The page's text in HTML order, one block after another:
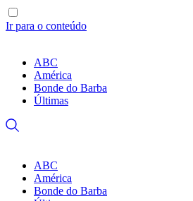
Ir para o conteúdo
ABC
América
Bonde do Barba
Últimas
ABC
América
Bonde do Barba